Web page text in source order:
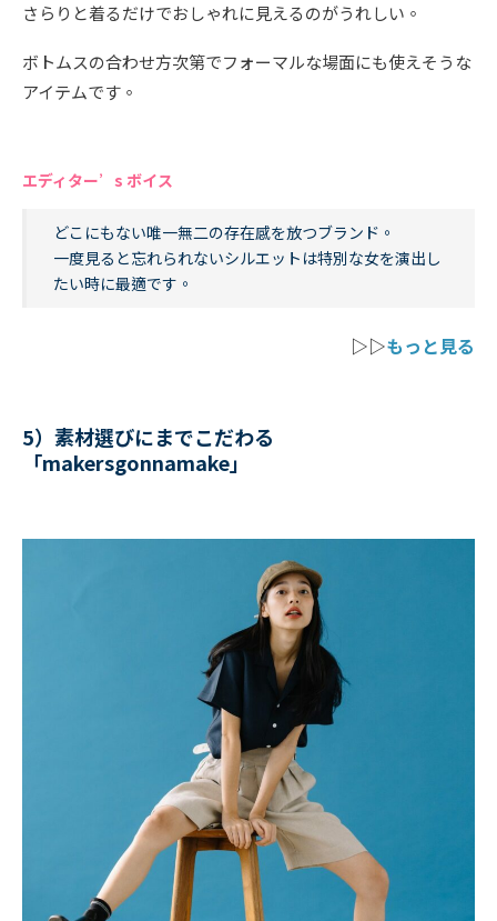
さらりと着るだけでおしゃれに見えるのがうれしい。
ボトムスの合わせ方次第でフォーマルな場面にも使えそうな
アイテムです。
エディター’s ボイス
どこにもない唯一無二の存在感を放つブランド。
一度見ると忘れられないシルエットは特別な女を演出し
たい時に最適です。
▷▷もっと見る
5）素材選びにまでこだわる
「makersgonnamake」